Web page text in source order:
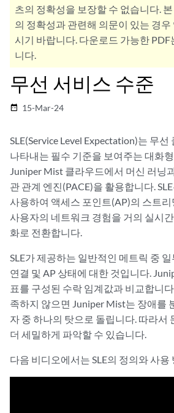
츠의 정확성을 보장할 수 없습니다.
의 정확성과 관련해 의문이 있는 경
시기 바랍니다. 다운로드 가능한 PDF
니다.
무선 서비스 수준
date_range 15-Mar-24
SLE(Service Level Expectation)는 무
나타내는 필수 기준을 보여주는 대화
Juniper Mist 클라우드에서 머신 러닝
관 관계 엔진(PACE)을 활용합니다.
사용하여 액세스 포인트(AP)의 스트
사용자의 네트워크 경험을 거의 실시
화로 전환합니다.
SLE가 제공하는 일반적인 메트릭 중
연결 및 AP 상태에 대한 것입니다.
표를 구성된 수락 임계값과 비교합니
족하지 않으면 Juniper Mist는 장애를
자 중 하나의 탓으로 돌립니다. 따라서
더 세밀하게 파악할 수 있습니다.
다음 비디오에서는 SLE의 정의와 사용